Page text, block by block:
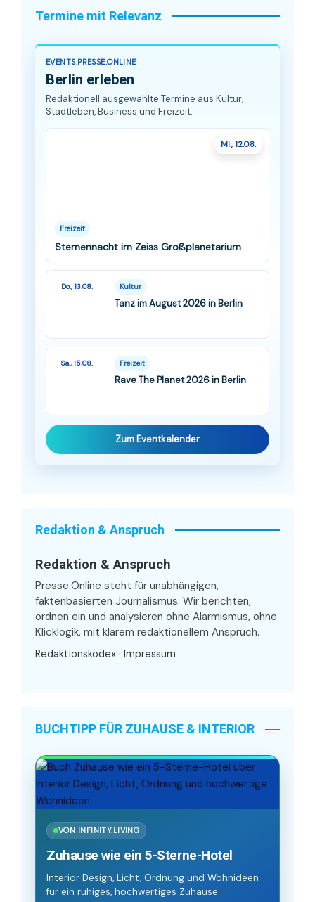
Termine mit Relevanz
EVENTS.PRESSE.ONLINE
Berlin erleben
Redaktionell ausgewählte Termine aus Kultur,
Stadtleben, Business und Freizeit.
Mi., 12.08.
Freizeit
Sternennacht im Zeiss Großplanetarium
Do., 13.08. Kultur
Tanz im August 2026 in Berlin
Sa., 15.08. Freizeit
Rave The Planet 2026 in Berlin
Zum Eventkalender
Redaktion & Anspruch
Redaktion & Anspruch
Presse.Online steht für unabhängigen,
faktenbasierten Journalismus. Wir berichten,
ordnen ein und analysieren ohne Alarmismus, ohne
Klicklogik, mit klarem redaktionellem Anspruch.
Redaktionskodex · Impressum
BUCHTIPP FÜR ZUHAUSE & INTERIOR
VON INFINITY.LIVING
Zuhause wie ein 5-Sterne-Hotel
Interior Design, Licht, Ordnung und Wohnideen
für ein ruhiges, hochwertiges Zuhause.